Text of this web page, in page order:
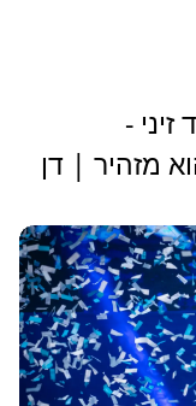
-
מזהיר | דן